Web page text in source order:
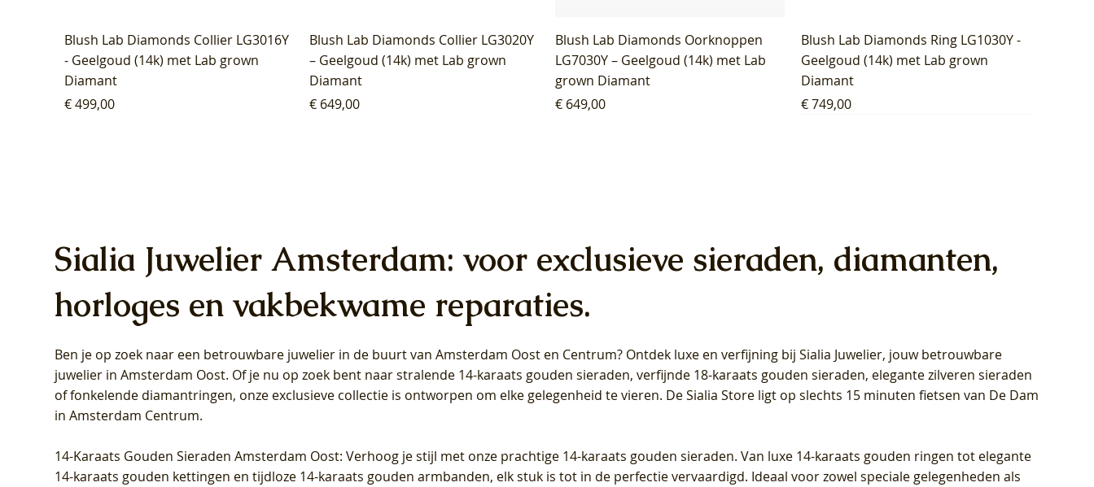
Blush Lab Diamonds Collier LG3016Y
- Geelgoud (14k) met Lab grown
Diamant
Prijs
€ 499,00
Blush Lab Diamonds Collier LG3020Y
– Geelgoud (14k) met Lab grown
Diamant
Prijs
€ 649,00
Blush Lab Diamonds Oorknoppen
LG7030Y – Geelgoud (14k) met Lab
grown Diamant
Prijs
€ 649,00
Blush Lab Diamonds Ring LG1030Y -
Geelgoud (14k) met Lab grown
Diamant
Prijs
€ 749,00
Blush Lab Diamonds Oorhangers
LG9006Y/S - Geelgoud (14k) met Lab
grown Diamant
Blush Lab Diamonds Oorhangers
LG9007Y/S - Geelgoud (14k) met Lab
grown Diamant
Blush Lab Diamonds Ring LG1028Y -
Geelgoud (14k) met Lab grown
Diamant
Blush Lab Diamonds Collier LG3014Y
- Geelgoud (14k) met Lab grown
Diamant
Blush Lab Diamonds Collier LG3019Y
– Geelgoud (14k) met Lab grown
Diamant
Blush Lab Diamonds Ring LG1042Y –
Geelgoud (14k) met Lab grown
Diamant
Blush Lab Diamonds Oorknoppen
LG7027Y - Geelgoud (14k) met Lab
grown Diamant
Blush Lab Diamonds Ring LG1029Y -
Geelgoud (14k) met Lab grown
Diamant
Blush Lab Diamonds Ring LG1031Y -
Geelgoud (14k) met Lab grown
Diamant
Blush Lab Diamonds Ring LG1044Y –
Geelgoud (14k) met Lab grown
Diamant
Blush Lab Diamonds Oorknoppen
LG7026Y - Geelgoud (14k) met Lab
grown Diamant
Blush Lab Diamonds Oorknoppen
LG7033Y – Geelgoud (14k) met Lab
grown Diamant
Sialia Juwelier Amsterdam: voor exclusieve sieraden, diamanten,
horloges en vakbekwame reparaties.
Ben je op zoek naar een betrouwbare juwelier in de buurt van Amsterdam Oost en Centrum? Ontdek luxe en verfijning bij Sialia Juwelier, jouw betrouwbare
juwelier in Amsterdam Oost. Of je nu op zoek bent naar stralende 14-karaats gouden sieraden, verfijnde 18-karaats gouden sieraden, elegante zilveren sieraden
of fonkelende diamantringen, onze exclusieve collectie is ontworpen om elke gelegenheid te vieren. De Sialia Store ligt op slechts 15 minuten fietsen van De Dam
in Amsterdam Centrum.
14-Karaats Gouden Sieraden Amsterdam Oost: Verhoog je stijl met onze prachtige 14-karaats gouden sieraden. Van luxe 14-karaats gouden ringen tot elegante
14-karaats gouden kettingen en tijdloze 14-karaats gouden armbanden, elk stuk is tot in de perfectie vervaardigd. Ideaal voor zowel speciale gelegenheden als